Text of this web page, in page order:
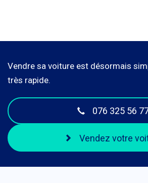
Vendre sa voiture est désormais
très rapide.
076 325 56
Vendez votre